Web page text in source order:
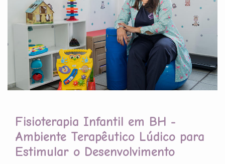
Fisioterapia Infantil em BH -
Ambiente Terapêutico Lúdico para
Estimular o Desenvolvimento